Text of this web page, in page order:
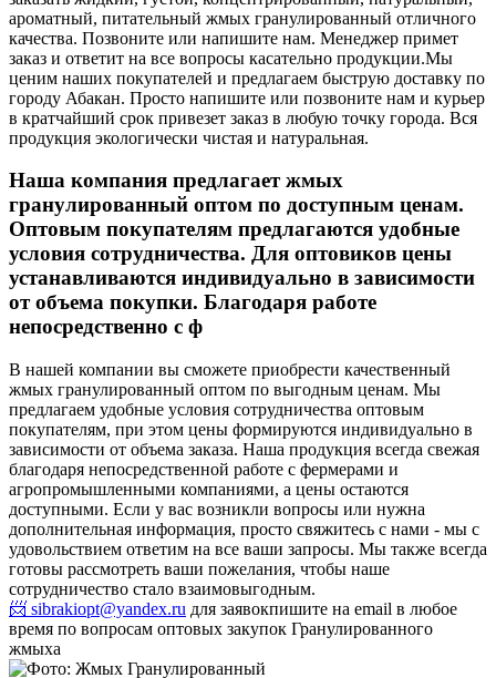
ароматный, питательный жмых гранулированный отличного
качества. Позвоните или напишите нам. Менеджер примет
заказ и ответит на все вопросы касательно продукции.Мы
ценим наших покупателей и предлагаем быструю доставку по
городу Абакан. Просто напишите или позвоните нам и курьер
в кратчайший срок привезет заказ в любую точку города. Вся
продукция экологически чистая и натуральная.
Наша компания предлагает жмых
гранулированный оптом по доступным ценам.
Оптовым покупателям предлагаются удобные
условия сотрудничества. Для оптовиков цены
устанавливаются индивидуально в зависимости
от объема покупки. Благодаря работе
непосредственно с ф
В нашей компании вы сможете приобрести качественный
жмых гранулированный оптом по выгодным ценам. Мы
предлагаем удобные условия сотрудничества оптовым
покупателям, при этом цены формируются индивидуально в
зависимости от объема заказа. Наша продукция всегда свежая
благодаря непосредственной работе с фермерами и
агропромышленными компаниями, а цены остаются
доступными. Если у вас возникли вопросы или нужна
дополнительная информация, просто свяжитесь с нами - мы с
удовольствием ответим на все ваши запросы. Мы также всегда
готовы рассмотреть ваши пожелания, чтобы наше
сотрудничество стало взаимовыгодным.
📨 sibrakiopt@yandex.ru для заявокпишите на email в любое
время по вопросам оптовых закупок Гранулированного
жмыха